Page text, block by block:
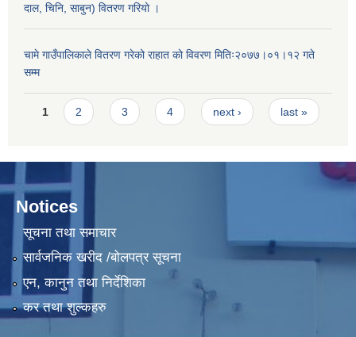
दाल, चिनि, साबुन) वितरण गरियो ।
चामे गाउँपालिकाले वितरण गरेको राहात को विवरण मितिः२०७७।०१।१२ गते
सम्म
Pages
1 2 3 4 next › last »
Notices
सूचना तथा समाचार
सार्वजनिक खरीद /बोलपत्र सूचना
एन, कानुन तथा निर्देशिका
कर तथा शुल्कहरु